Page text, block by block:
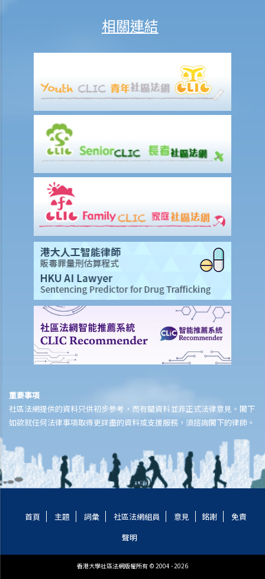
24. 在網站列載的內容及電郵訊息，是否會受到版權保護？那麼互聯網
站的域名又如何？
25. 我從一個美國網站下載了一些圖像。要決定我是否侵犯版權，應該
根據美國的法例還是香港的法例？
26. 在未得到版權擁有人的同意下，將他人的網頁連結到另一處（即是
在網頁內加入超連結(hyperlink)，瀏覽者可經過超連結登入另一個網
頁），這樣做是否合法？
侵犯版權及允許的作為（獲豁免侵權之行為）
A. 在這些模擬個案內，有關人等會否侵犯作品的版權？
1. 我借了一本書，而書中某些內容的版權已過期。如果我只影印含有這
些內容之那幾頁書，我會否仍然侵犯了這本書的版權？
2. 我是一名店東，我買了一隻正版的音樂CD光碟。如果我在店內播放這
隻CD光碟，我會侵犯版權嗎？
3. 我買了一隻正版電影DVD光碟，如果我在一個慈善籌款活動上播放這
隻電影光碟，我有侵犯版權嗎？
4. 我買了一隻正版電腦遊戲CD光碟，如果把CD光碟借給我的朋友，讓
他在自己的電腦也可以玩這個遊戲，我要為侵犯版權負上責任嗎？
5. 一名學生複印了一本書，並分發給全班同學，他有侵犯版權嗎？他的
同學又是否有侵犯版權？
6. 我在街上買了一隻盜版VCD光碟，我要就侵犯版權，負上法律責任
8. 根據版權條例，平行進口（或灰色市場貨物）是否合法？
9. 我在撰寫報告時，從互聯網摘錄了一些段落、列表和圖像，並包括在
10. 我的公司習慣保留有關公司及競爭對手的剪報複印本，並放在公司
的資料庫內，讓員工可以取閱。我的公司要為侵犯版權，而負上法律責
任嗎？
為樣本，我是否侵犯了這些歌曲的版權？那如果我只把部分歌曲放到網
12. 我買了一隻正版電腦程式CD光碟。如果我為CD光碟製造備份，我是
否侵犯了版權？如果我把程式安裝在多於一部電腦（如安裝在我家的電
相關連結
重要事項
社區法網提供的資料只供初步參考，而有關資料並非正式法律意見。閣下
如欲就任何法律事項取得更詳盡的資料或支援服務，須諮詢閣下的律師。
首頁 主題 詞彙 社區法網組員 意見 銘謝
免責
聲明
香港大學社區法網版權所有 © 2004 - 2026